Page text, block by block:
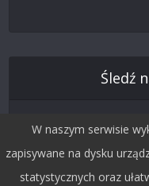
Śledź
W naszym serwisie
zapisywane na dysku
statystycznych oraz